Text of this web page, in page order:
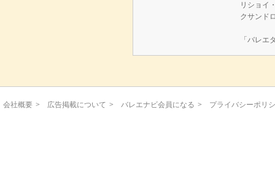
リショイ
クサンド
「バレエ
会社概要 > 広告掲載について > バレエナビ会員になる > プライバシーポリ